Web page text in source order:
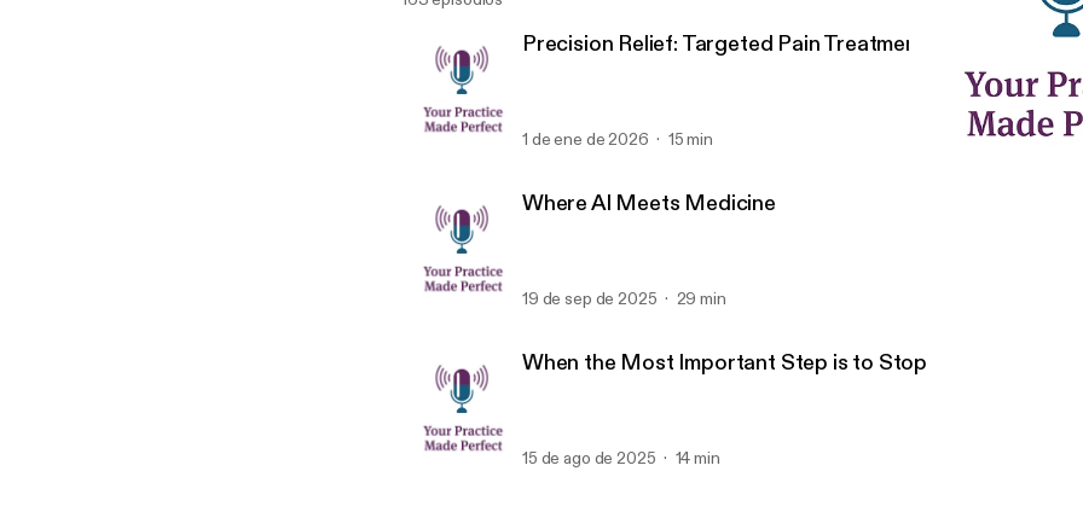
Precision Relief: Targeted Pain Treatment
1 de ene de 2026 15 min
Where AI Meets Medicine
19 de sep de 2025 29 min
When the Most Important Step is to Stop
15 de ago de 2025 14 min